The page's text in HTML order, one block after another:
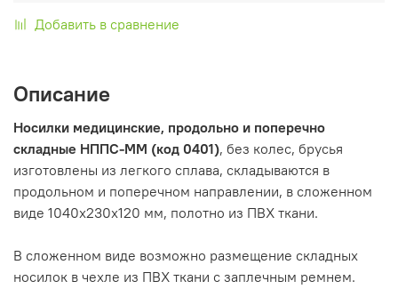
Добавить в сравнение
Описание
Носилки медицинские, продольно и поперечно
складные НППС-ММ (код 0401), без колес, брусья
изготовлены из легкого сплава, складываются в
продольном и поперечном направлении, в сложенном
виде 1040х230х120 мм, полотно из ПВХ ткани.
В сложенном виде возможно размещение складных
носилок в чехле из ПВХ ткани с заплечным ремнем.